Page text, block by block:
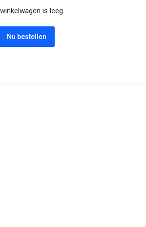
is leeg
Nu bestellen